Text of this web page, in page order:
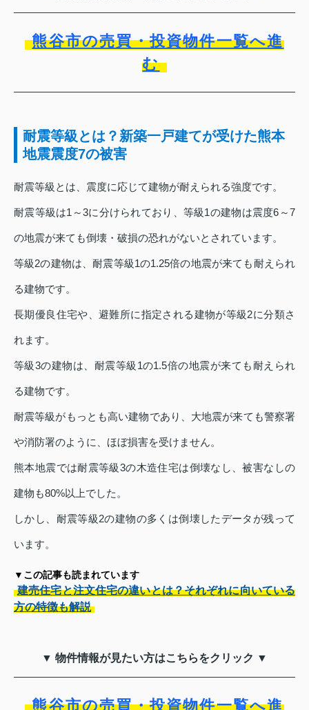
熊谷市の売買・投資物件一覧へ進
む
耐震等級とは？新築一戸建てが受けた熊本
地震震度7の被害
耐震等級とは、震度に応じて建物が耐えられる強度です。
耐震等級は1～3に分けられており、等級1の建物は震度6～7
の地震が来ても倒壊・破損の恐れがないとされています。
等級2の建物は、耐震等級1の1.25倍の地震が来ても耐えられ
る建物です。
長期優良住宅や、避難所に指定される建物が等級2に分類さ
れます。
等級3の建物は、耐震等級1の1.5倍の地震が来ても耐えられ
る建物です。
耐震等級がもっとも高い建物であり、大地震が来ても警察署
や消防署のように、ほぼ損害を受けません。
熊本地震では耐震等級3の木造住宅は倒壊なし、被害なしの
建物も80%以上でした。
しかし、耐震等級2の建物の多くは倒壊したデータが残って
います。
▼この記事も読まれています
建売住宅と注文住宅の違いとは？それぞれに向いている
方の特徴も解説
▼ 物件情報が見たい方はこちらをクリック ▼
熊谷市の売買・投資物件一覧へ進